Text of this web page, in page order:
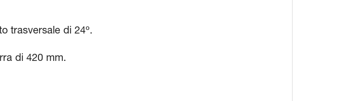
trasversale di 24º.
di 420 mm.